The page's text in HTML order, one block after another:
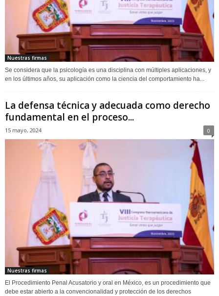
Nuestras firmas
Se considera que la psicología es una disciplina con múltiples aplicaciones, y
en los últimos años, su aplicación como la ciencia del comportamiento ha...
La defensa técnica y adecuada como derecho
fundamental en el proceso...
15 mayo, 2024 0
Nuestras firmas
El Procedimiento Penal Acusatorio y oral en México, es un procedimiento que
debe estar abierto a la convencionalidad y protección de los derechos